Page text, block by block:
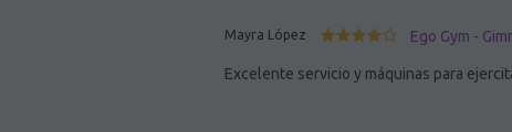
Mayra López Ego Gym -
Excelente servicio y máquinas para